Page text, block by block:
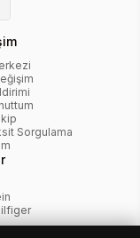
Sorgulama